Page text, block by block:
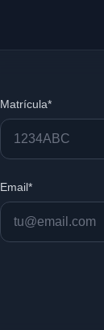
Matrícula*
Email*